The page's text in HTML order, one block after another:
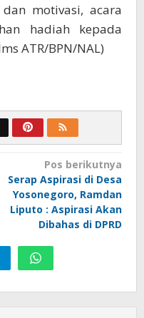
motivasi, acara
hadiah kepada
ATR/BPN/NAL)
Pos berikutnya
Serap Aspirasi di Desa
Yosonegoro, Ramdan
Liputo : Aspirasi Akan
Dibahas di DPRD